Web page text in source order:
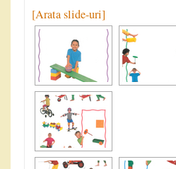
[Arata slide-uri]